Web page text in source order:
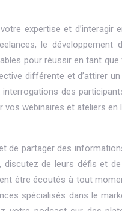
expertise et d’interagir
le développement
pour réussir en tant que
différente et d’attirer
des
webinaires et ateliers en
de partager des
discutez de leurs défis et
être écoutés à tout
spécialisés dans le